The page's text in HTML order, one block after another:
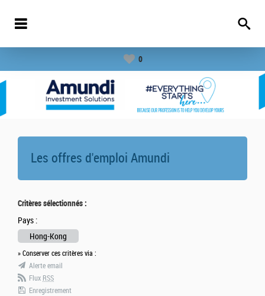
0
Les offres d'emploi Amundi
Critères sélectionnés :
Pays :
Hong-Kong
» Conserver ces critères via :
Alerte email
Flux RSS
Enregistrement